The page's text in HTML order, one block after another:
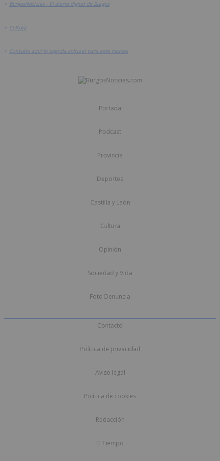
> BurgosNoticias - El diario digital de Burgos
> Cultura
> Consulta aquí la agenda cultural para este martes
Portada
Podcast
Provincia
Deportes
Castilla y León
Cultura
Opinión
Sociedad y Vida
Foto Denuncia
Contacto
Política de privacidad
Aviso legal
Política de cookies
Redacción
El Tiempo